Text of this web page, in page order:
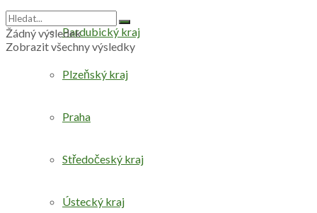
Pardubický kraj
Plzeňský kraj
Praha
Středočeský kraj
Ústecký kraj
Žádný výsledek
Zobrazit všechny výsledky